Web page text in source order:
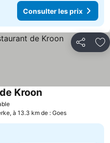
Consulter les prix
Partager
Consulter les prix
KroonConsulter les prix
à 13.3 km de : Goes